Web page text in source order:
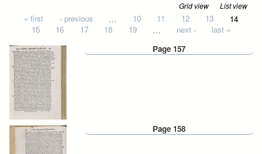
Grid view List view
Pages
« first ‹ previous … 10 11 12 13
14
15
16 17 18 19 … next ›
last »
Page 157
Page 158